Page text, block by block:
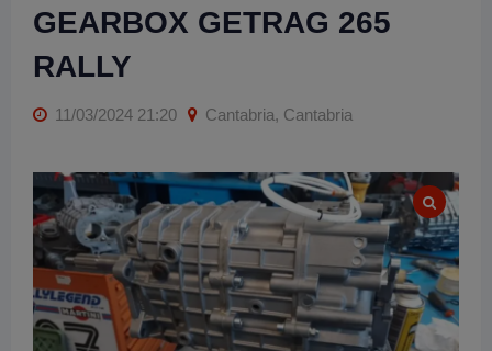
GEARBOX GETRAG 265
RALLY
11/03/2024 21:20 Cantabria, Cantabria